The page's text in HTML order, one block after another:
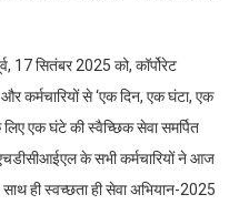
17 सितंबर 2025 को, कॉर्पोरेट
कर्मचारियों से ‘एक दिन, एक घंटा, एक
एक घंटे की स्वैच्छिक सेवा समर्पित
के सभी कर्मचारियों ने आज
ही स्वच्छता ही सेवा अभियान-2025